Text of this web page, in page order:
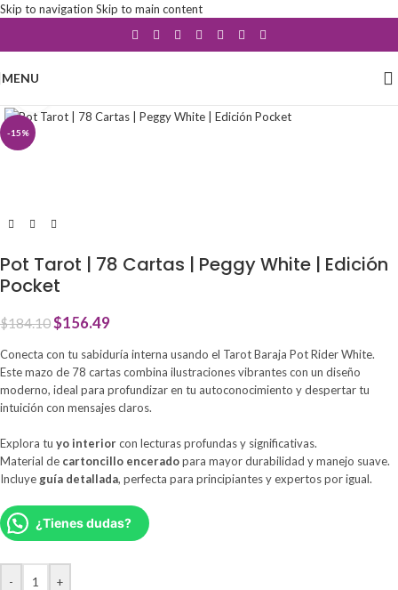
Skip to navigation Skip to main content
MENU
-15%
Pot Tarot | 78 Cartas | Peggy White | Edición
Pocket
$184.10$156.49
Conecta con tu sabiduría interna usando el Tarot Baraja Pot Rider White.
Este mazo de 78 cartas combina ilustraciones vibrantes con un diseño
moderno, ideal para profundizar en tu autoconocimiento y despertar tu
intuición con mensajes claros.
Explora tu yo interiorcon lecturas profundas y significativas.
Material de cartoncillo enceradopara mayor durabilidad y manejo suave.
Incluye guía detallada, perfecta para principiantes y expertos por igual.
¿Tienes dudas?
- +